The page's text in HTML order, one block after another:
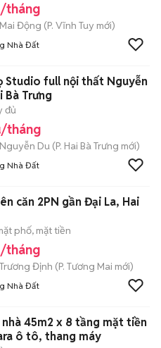
tháng
Động (P. Vĩnh Tuy mới)
Nhà Đất
Studio full nội thất Nguyễn
Bà Trưng
đủ
tháng
Du (P. Hai Bà Trưng mới)
Nhà Đất
căn 2PN gần Đại La, Hai
phố, mặt tiền
tháng
Định (P. Tương Mai mới)
Nhà Đất
45m2 x 8 tầng mặt tiền
ô tô, thang máy